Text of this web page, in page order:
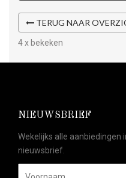
TERUG NAAR
4 x bekeken
NIEUWSBRIEF
Wekelijks alle aanbiedingen
nieuwsbrief.